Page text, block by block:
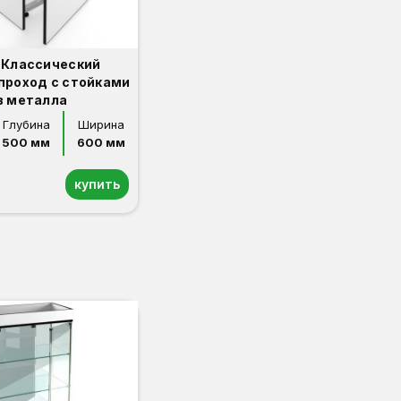
с стойками
металла
Глубина
500 мм
Ширина
600 мм
купить